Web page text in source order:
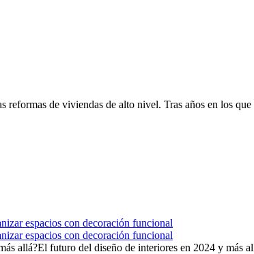
de viviendas de alto nivel. Tras años en los que
espacios con decoración funcional
espacios con decoración funcional
allá?El futuro del diseño de interiores en 2024 y más